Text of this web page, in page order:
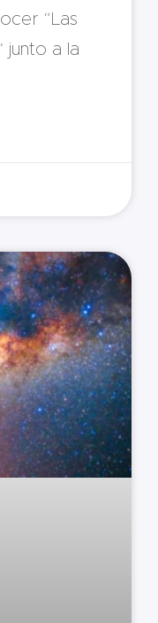
“Las
junto a la